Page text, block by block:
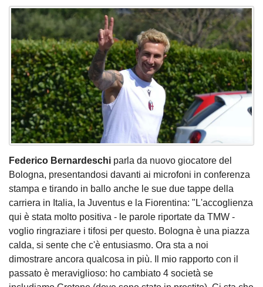
Federico Bernardeschi parla da nuovo giocatore del
Bologna, presentandosi davanti ai microfoni in conferenza
stampa e tirando in ballo anche le sue due tappe della
carriera in Italia, la Juventus e la Fiorentina: "L'accoglienza
qui è stata molto positiva - le parole riportate da TMW -
voglio ringraziare i tifosi per questo. Bologna è una piazza
calda, si sente che c'è entusiasmo. Ora sta a noi
dimostrare ancora qualcosa in più. Il mio rapporto con il
passato è meraviglioso: ho cambiato 4 società se